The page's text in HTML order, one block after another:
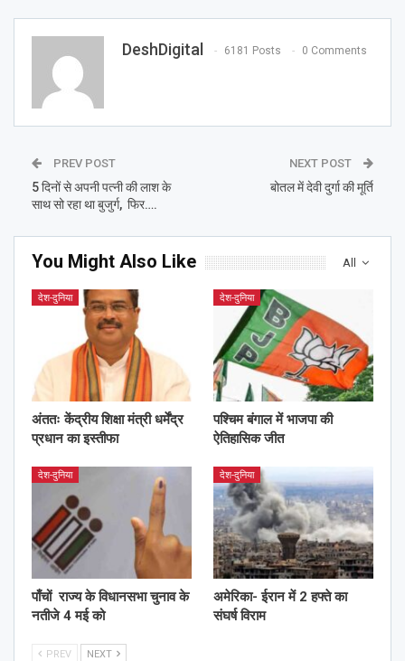
DeshDigital 6181 Posts 0 Comments
PREV POST
5 दिनों से अपनी पत्नी की लाश के
साथ सो रहा था बुजुर्ग, फिर….
NEXT POST
बोतल में देवी दुर्गा की मूर्ति
All
You Might Also Like
देश-दुनिया
अंततः केंद्रीय शिक्षा मंत्री धर्मेंद्र
प्रधान का इस्तीफा
देश-दुनिया
पश्चिम बंगाल में भाजपा की
ऐतिहासिक जीत
देश-दुनिया
पाँचों राज्य के विधानसभा चुनाव के
नतीजे 4 मई को
देश-दुनिया
अमेरिका- ईरान में 2 हफ्ते का
संघर्ष विराम
PREV NEXT